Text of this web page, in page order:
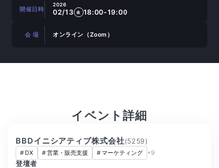
開催日時
2026
02/13 金 18:00-19:00
会 場 オンライン（Zoom）
イベント詳細
BBDイニシアティブ株式会社(5259)
# DX #営業・販売支援 # マーケティング +9
登壇者